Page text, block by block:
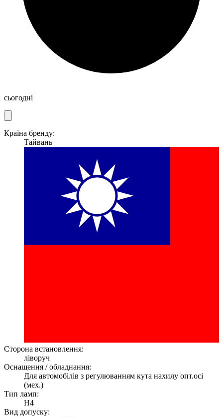
сьогодні
Країна бренду:
Тайвань
Сторона встановлення:
ліворуч
Оснащення / обладнання:
Для автомобілів з регулюванням кута нахилу опт.осі
(мех.)
Тип ламп:
H4
Вид допуску: